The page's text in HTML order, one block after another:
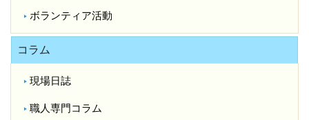
ボランティア活動
コラム
現場日誌
職人専門コラム